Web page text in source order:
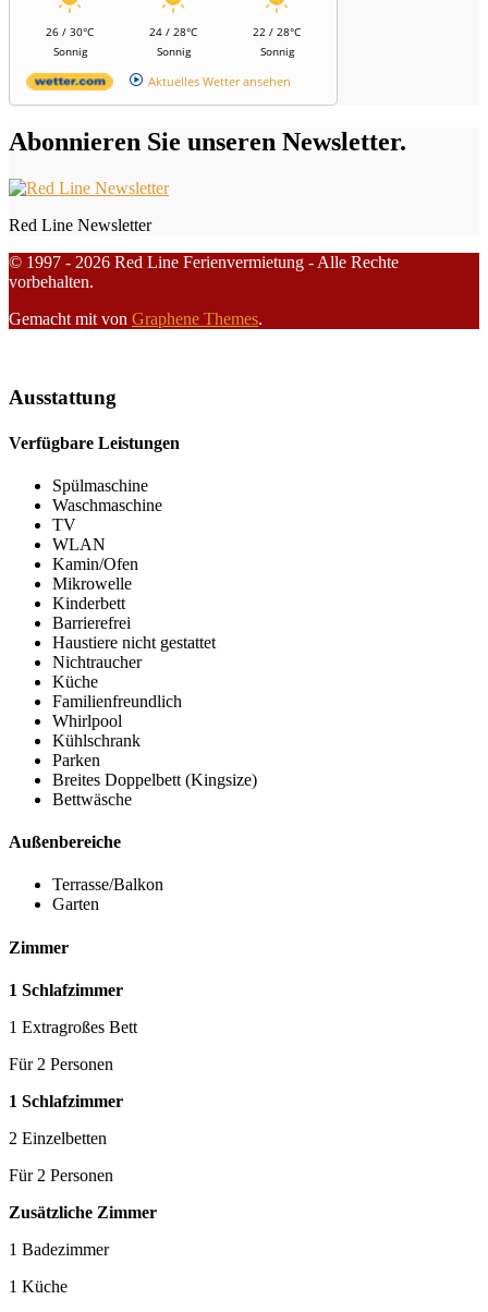
26 / 30°C
Sonnig
24 / 28°C
Sonnig
22 / 28°C
Sonnig
Aktuelles Wetter ansehen
Abonnieren Sie unseren Newsletter.
Red Line Newsletter
© 1997 - 2026 Red Line Ferienvermietung - Alle Rechte
vorbehalten.
Gemacht mit von Graphene Themes.
Ausstattung
Verfügbare Leistungen
Spülmaschine
Waschmaschine
TV
WLAN
Kamin/Ofen
Mikrowelle
Kinderbett
Barrierefrei
Haustiere nicht gestattet
Nichtraucher
Küche
Familienfreundlich
Whirlpool
Kühlschrank
Parken
Breites Doppelbett (Kingsize)
Bettwäsche
Außenbereiche
Terrasse/Balkon
Garten
Zimmer
1 Schlafzimmer
1 Extragroßes Bett
Für 2 Personen
1 Schlafzimmer
2 Einzelbetten
Für 2 Personen
Zusätzliche Zimmer
1 Badezimmer
1 Küche